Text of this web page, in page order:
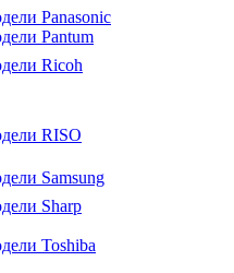
Panasonic
Pantum
Ricoh
RISO
Samsung
Sharp
Toshiba